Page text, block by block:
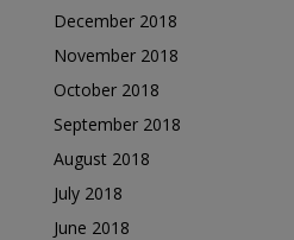
December 2018
November 2018
October 2018
September 2018
August 2018
July 2018
June 2018